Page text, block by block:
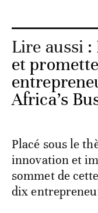
Lire aussi :
et
Africa’s
Placé sous le
innovation et
sommet de
dix